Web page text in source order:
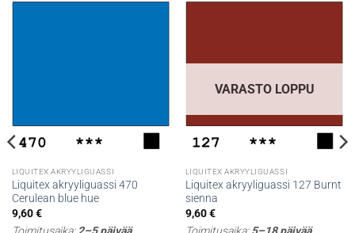
LIQUITEX AKRYYLIGUASSI
Liquitex akryyliguassi 470
Cerulean blue hue
9,60€
Toimitusaika:2–5 päivää
VARASTO LOPPU
LIQUITEX AKRYYLIGUASSI
Liquitex akryyliguassi 127 Burnt
sienna
9,60€
Toimitusaika:5–18 päivää